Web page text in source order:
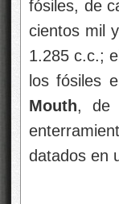
fósiles, de
cientos mil
1.285 c.c.;
los fósiles
Mouth, de
datados en